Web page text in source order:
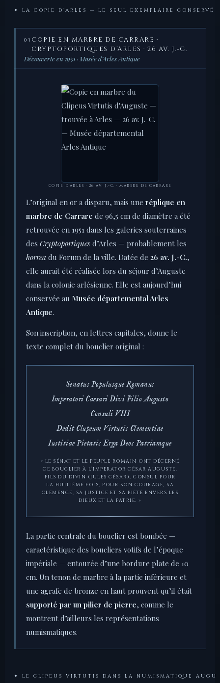
✦ LA COPIE D’ARLES — LE SEUL EXEMPLAIRE CONSERVÉ
03 COPIE EN MARBRE DE CARRARE ·
CRYPTOPORTIQUES D’ARLES · 26 AV. J.-C.
Découverte en 1951 · Musée d’Arles Antique
COPIE D’ARLES · 26 AV. J.-C. · MARBRE DE CARRARE
L’original en or a disparu, mais une réplique en
marbre de Carrare de 96,5 cm de diamètre a été
retrouvée en 1951 dans les galeries souterraines
des Cryptoportiques d’Arles — probablement les
horrea du Forum de la ville. Datée de 26 av. J.-C.,
elle aurait été réalisée lors du séjour d’Auguste
dans la colonie arlésienne. Elle est aujourd’hui
conservée au Musée départemental Arles
Antique.
Son inscription, en lettres capitales, donne le
texte complet du bouclier original :
Senatus Populusque Romanus
Imperatori Caesari Divi Filio Augusto
Consuli VIII
Dedit Clupeum Virtutis Clementiae
Iustitiae Pietatis Erga Deos Patriamque
« LE SÉNAT ET LE PEUPLE ROMAIN ONT DÉCERNÉ
CE BOUCLIER À L’IMPERATOR CÉSAR AUGUSTE,
FILS DU DIVIN (JULES CÉSAR), CONSUL POUR
LA HUITIÈME FOIS, POUR SON COURAGE, SA
CLÉMENCE, SA JUSTICE ET SA PIÉTÉ ENVERS LES
DIEUX ET LA PATRIE. »
La partie centrale du bouclier est bombée —
caractéristique des boucliers votifs de l’époque
impériale — entourée d’une bordure plate de 10
cm. Un tenon de marbre à la partie inférieure et
une agrafe de bronze en haut prouvent qu’il était
supporté par un pilier de pierre, comme le
montrent d’ailleurs les représentations
numismatiques.
✦ LE CLIPEUS VIRTUTIS DANS LA NUMISMATIQUE